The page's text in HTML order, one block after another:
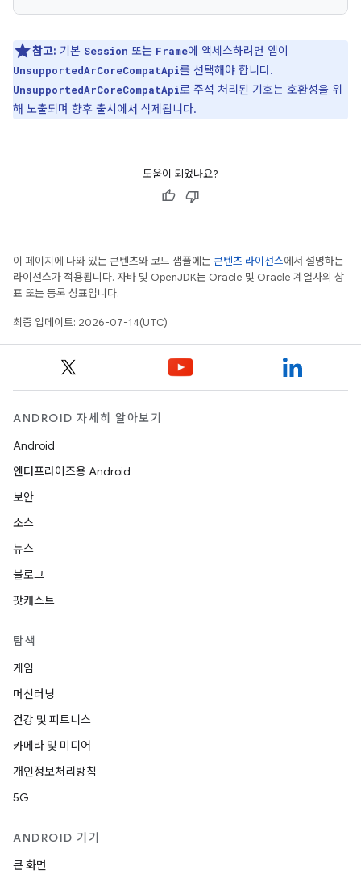
참고: 기본 Session 또는 Frame에 액세스하려면 앱이
UnsupportedArCoreCompatApi를 선택해야 합니다.
UnsupportedArCoreCompatApi로 주석 처리된 기호는 호환성을 위
해 노출되며 향후 출시에서 삭제됩니다.
도움이 되었나요?
이 페이지에 나와 있는 콘텐츠와 코드 샘플에는 콘텐츠 라이선스에서 설명하는
라이선스가 적용됩니다. 자바 및 OpenJDK는 Oracle 및 Oracle 계열사의 상
표 또는 등록 상표입니다.
최종 업데이트: 2026-07-14(UTC)
ANDROID 자세히 알아보기
Android
엔터프라이즈용 Android
보안
소스
뉴스
블로그
팟캐스트
탐색
게임
머신러닝
건강 및 피트니스
카메라 및 미디어
개인정보처리방침
5G
ANDROID 기기
큰 화면